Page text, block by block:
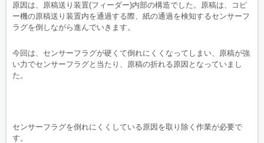
原因は、原稿送り装置(フィーダー)内部の構造でした。原稿は、コピ
ー機の原稿送り装置内を通過する際、紙の通過を検知するセンサーフ
ラグを倒しながら進んでいきます。
今回は、センサーフラグが硬くて倒れにくくなってしまい、原稿が強
い力でセンサーフラグと当たり、原稿の折れる原因となっていまし
た。
センサーフラグを倒れにくくしている原因を取り除く作業が必要で
す。